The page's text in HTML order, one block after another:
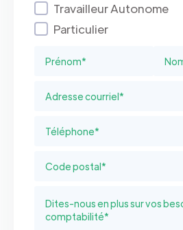
Travailleur Autonome
Particulier